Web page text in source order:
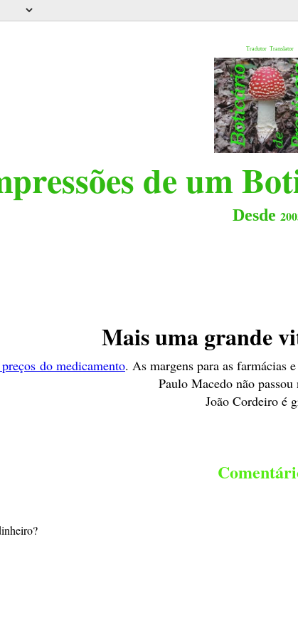
Tradutor Translator
de um
Desde
Mais uma grande
do medicamento. As margens para as farmácias
Paulo Macedo não passou
João Cordeiro é